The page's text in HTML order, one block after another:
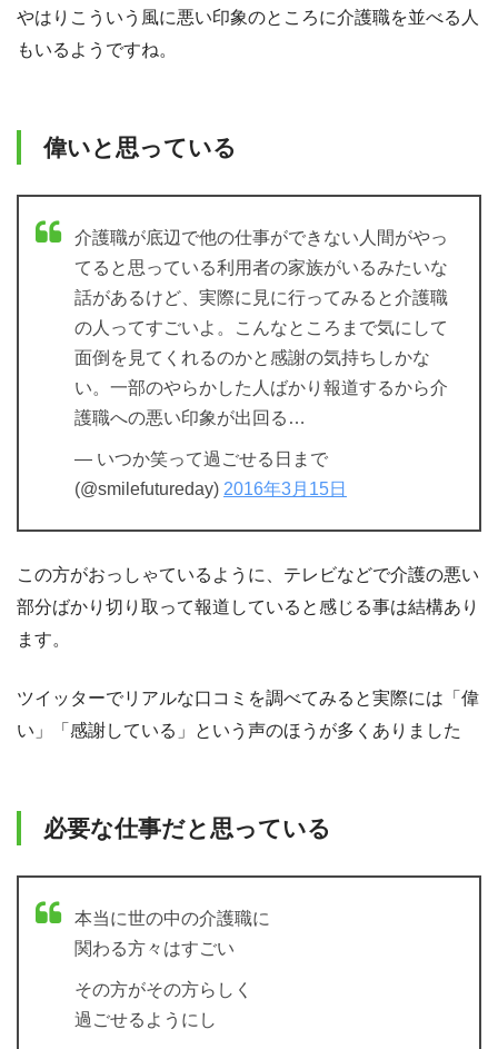
やはりこういう風に悪い印象のところに介護職を並べる人
もいるようですね。
偉いと思っている
介護職が底辺で他の仕事ができない人間がやっ
てると思っている利用者の家族がいるみたいな
話があるけど、実際に見に行ってみると介護職
の人ってすごいよ。こんなところまで気にして
面倒を見てくれるのかと感謝の気持ちしかな
い。一部のやらかした人ばかり報道するから介
護職への悪い印象が出回る…
— いつか笑って過ごせる日まで
(@smilefutureday) 2016年3月15日
この方がおっしゃているように、テレビなどで介護の悪い
部分ばかり切り取って報道していると感じる事は結構あり
ます。
ツイッターでリアルな口コミを調べてみると実際には「偉
い」「感謝している」という声のほうが多くありました
必要な仕事だと思っている
本当に世の中の介護職に
関わる方々はすごい
その方がその方らしく
過ごせるようにし